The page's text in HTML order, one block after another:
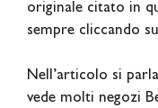
originale citato in
sempre cliccando
Nell’articolo si
vede molti negozi